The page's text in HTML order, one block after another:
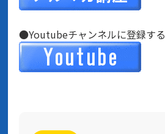
●Youtubeチャンネルに登録する